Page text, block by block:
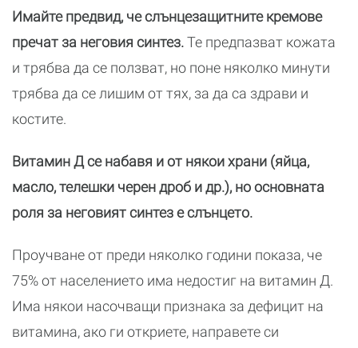
Имайте предвид, че слънцезащитните кремове
пречат за неговия синтез.Те предпазват кожата
и трябва да се ползват, но поне няколко минути
трябва да се лишим от тях, за да са здрави и
костите.
Витамин Д се набавя и от някои храни (яйца,
масло, телешки черен дроб и др.), но основната
роля за неговият синтез е слънцето.
Проучване от преди няколко години показа, че
75% от населението има недостиг на витамин Д.
Има някои насочващи признака за дефицит на
витамина, ако ги откриете, направете си